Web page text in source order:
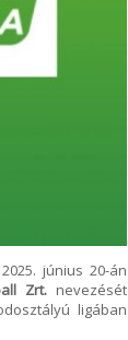
június 20-án
Zrt.nevezését
ligában